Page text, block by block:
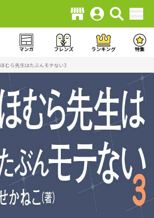
マンガ フレンズ ランキング 特集
ほむら先生はたぶんモテない3